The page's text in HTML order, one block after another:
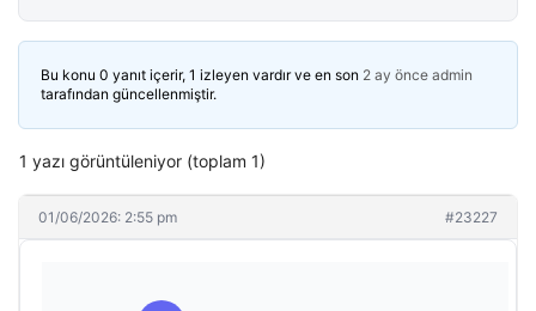
Bu konu 0 yanıt içerir, 1 izleyen vardır ve en son 2 ay önce admin
tarafından güncellenmiştir.
1 yazı görüntüleniyor (toplam 1)
01/06/2026: 2:55 pm #23227